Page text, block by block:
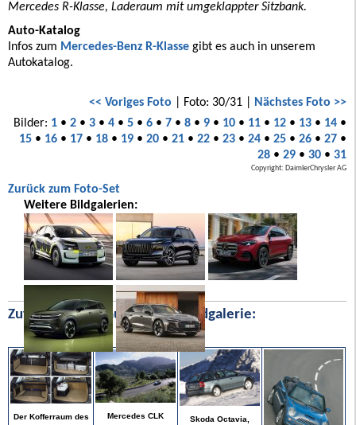
Mercedes R-Klasse, Laderaum mit umgeklappter Sitzbank.
Auto-Katalog
Infos zum Mercedes-Benz R-Klasse gibt es auch in unserem
Autokatalog.
<< Voriges Foto | Foto: 30/31 | Nächstes Foto >>
Bilder: 1• 2• 3• 4• 5• 6• 7• 8• 9• 10• 11• 12• 13• 14•
15• 16• 17• 18• 19• 20• 21• 22• 23• 24• 25• 26• 27•
28• 29• 30• 31
Copyright: DaimlerChrysler AG
Zurück zum Foto-Set
Weitere Bildgalerien:
Zufällige Bilder aus unserer Bildgalerie:
Der Kofferraum des
Mercedes CLK
Skoda Octavia,